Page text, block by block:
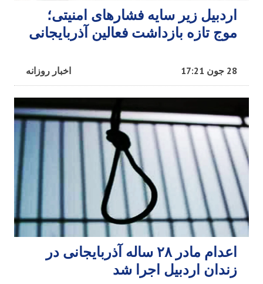
اردبیل زیر سایه فشارهای امنیتی؛
موج تازه بازداشت فعالین آذربایجانی
اخبار روزانه 28 جون 17:21
اعدام مادر ۲۸ ساله آذربایجانی در
زندان اردبیل اجرا شد